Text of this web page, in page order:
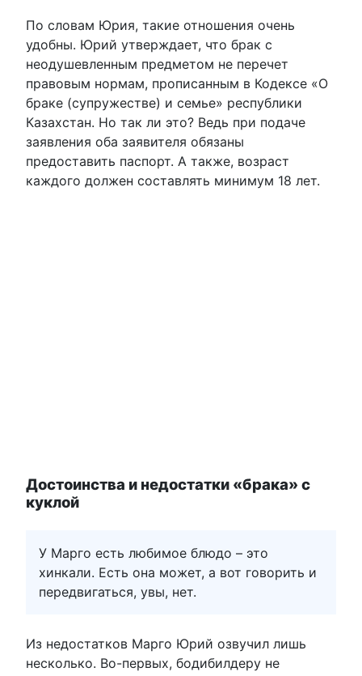
По словам Юрия, такие отношения очень
удобны. Юрий утверждает, что брак с
неодушевленным предметом не перечет
правовым нормам, прописанным в Кодексе «О
браке (супружестве) и семье» республики
Казахстан. Но так ли это? Ведь при подаче
заявления оба заявителя обязаны
предоставить паспорт. А также, возраст
каждого должен составлять минимум 18 лет.
Достоинства и недостатки «брака» с
куклой
У Марго есть любимое блюдо – это
хинкали. Есть она может, а вот говорить и
передвигаться, увы, нет.
Из недостатков Марго Юрий озвучил лишь
несколько. Во-первых, бодибилдеру не